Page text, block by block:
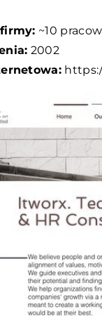
~10
2002